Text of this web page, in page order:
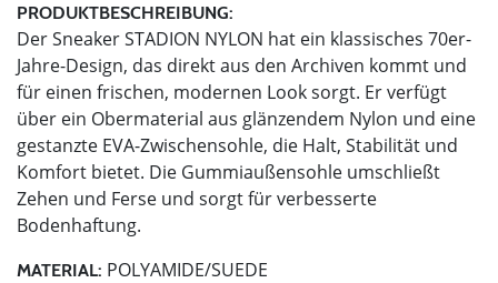
PRODUKTBESCHREIBUNG:
Der Sneaker STADION NYLON hat ein klassisches 70er-
Jahre-Design, das direkt aus den Archiven kommt und
für einen frischen, modernen Look sorgt. Er verfügt
über ein Obermaterial aus glänzendem Nylon und eine
gestanzte EVA-Zwischensohle, die Halt, Stabilität und
Komfort bietet. Die Gummiaußensohle umschließt
Zehen und Ferse und sorgt für verbesserte
Bodenhaftung.
MATERIAL: POLYAMIDE/SUEDE